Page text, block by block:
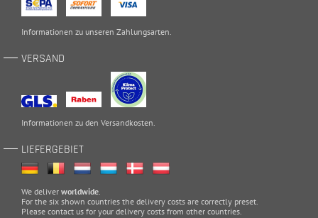
Informationen zu unseren Zahlungsarten.
VERSAND
Informationen zu den Versandkosten.
LIEFERGEBIET
We deliver worldwide.
For the six shown countries the delivery costs are correctly preset.
Please contact us for your delivery costs from other countries.